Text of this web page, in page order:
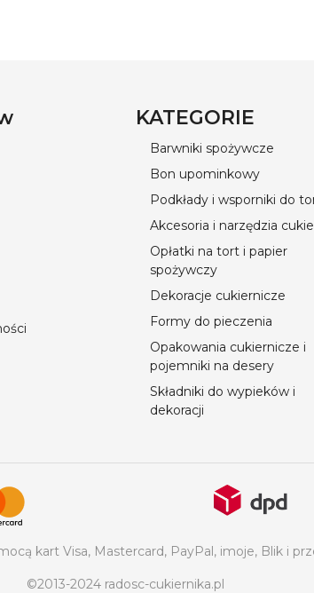
KATEGORIE
Barwniki spożywcze
Bon upominkowy
Podkłady i wsporniki do
Akcesoria i narzędzia
Opłatki na tort i papier
spożywczy
Dekoracje cukiernicze
Formy do pieczenia
Opakowania cukiernicze i
pojemniki na desery
Składniki do wypieków i
dekoracji
kart Visa, Mastercard, PayPal, imoje, Blik i
©2013-2024 radosc-cukiernika.pl